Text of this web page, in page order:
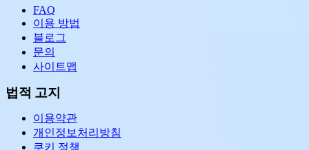
FAQ
이용 방법
블로그
문의
사이트맵
법적 고지
이용약관
개인정보처리방침
쿠키 정책